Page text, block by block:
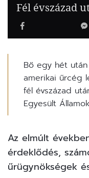
Fél évszázad
Bő egy hét
amerikai űrcég
fél évszázad
Egyesült
Az elmúlt
érdeklődés,
űrügynökségek